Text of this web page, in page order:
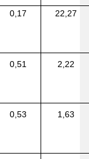
0,17 22,27
0,51 2,22
0,53 1,63